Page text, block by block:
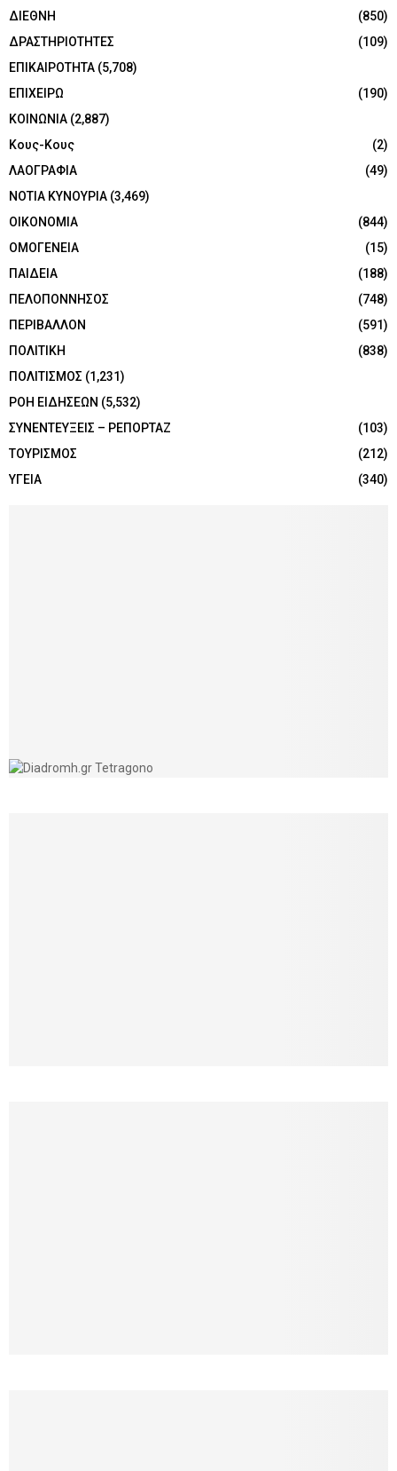
ΔΙΕΘΝΗ
(850)
ΔΡΑΣΤΗΡΙΟΤΗΤΕΣ
(109)
ΕΠΙΚΑΙΡΟΤΗΤΑ (5,708)
ΕΠΙΧΕΙΡΩ
(190)
ΚΟΙΝΩΝΙΑ (2,887)
Κους-Κους
(2)
ΛΑΟΓΡΑΦΙΑ
(49)
ΝΟΤΙΑ ΚΥΝΟΥΡΙΑ (3,469)
ΟΙΚΟΝΟΜΙΑ
(844)
ΟΜΟΓΕΝΕΙΑ
(15)
ΠΑΙΔΕΙΑ
(188)
ΠΕΛΟΠΟΝΝΗΣΟΣ
(748)
ΠΕΡΙΒΑΛΛΟΝ
(591)
ΠΟΛΙΤΙΚΗ
(838)
ΠΟΛΙΤΙΣΜΟΣ (1,231)
ΡΟΗ ΕΙΔΗΣΕΩΝ (5,532)
ΣΥΝΕΝΤΕΥΞΕΙΣ – ΡΕΠΟΡΤΑΖ
(103)
ΤΟΥΡΙΣΜΟΣ
(212)
ΥΓΕΙΑ
(340)